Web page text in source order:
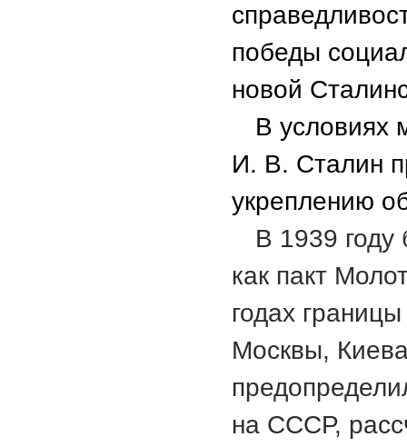
победы
новой
В условиях
И. В. Сталин
укреплению
В 1939 году
как пакт
годах
Москвы,
на СССР,